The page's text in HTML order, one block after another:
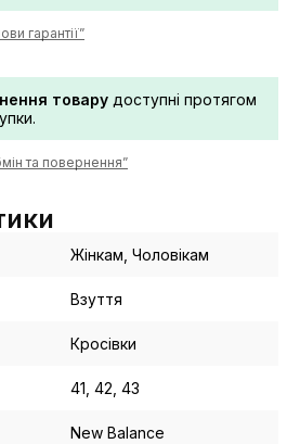
гарантії”
товару доступні протягом
та повернення”
Жінкам, Чоловікам
Взуття
Кросівки
41, 42, 43
New Balance